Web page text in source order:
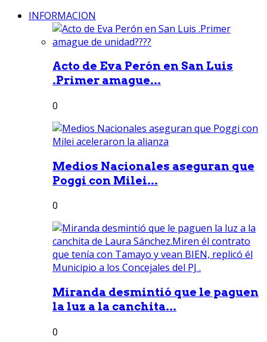
INFORMACION
Acto de Eva Perón en San Luis
.Primer amague...
0
Medios Nacionales aseguran que
Poggi con Milei...
0
Miranda desmintió que le paguen
la luz a la canchita...
0